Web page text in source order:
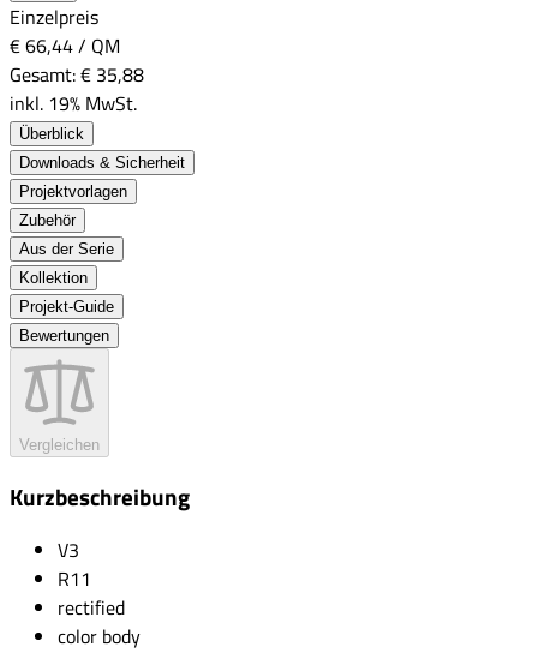
Einzelpreis
€ 66,44/ QM
Gesamt:€ 35,88
inkl. 19% MwSt.
Überblick
Downloads & Sicherheit
Projektvorlagen
Zubehör
Aus der Serie
Kollektion
Projekt-Guide
Bewertungen
Vergleichen
Kurzbeschreibung
V3
R11
rectified
color body